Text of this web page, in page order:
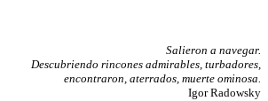
Salieron a navegar.
Descubriendo rincones admirables, turbadores,
encontraron, aterrados, muerte ominosa.
Igor Radowsky